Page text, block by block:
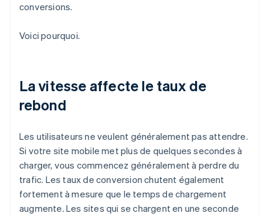
conversions.
Voici pourquoi.
La vitesse affecte le taux de
rebond
Les utilisateurs ne veulent généralement pas attendre.
Si votre site mobile met plus de quelques secondes à
charger, vous commencez généralement à perdre du
trafic. Les taux de conversion chutent également
fortement à mesure que le temps de chargement
augmente. Les sites qui se chargent en une seconde